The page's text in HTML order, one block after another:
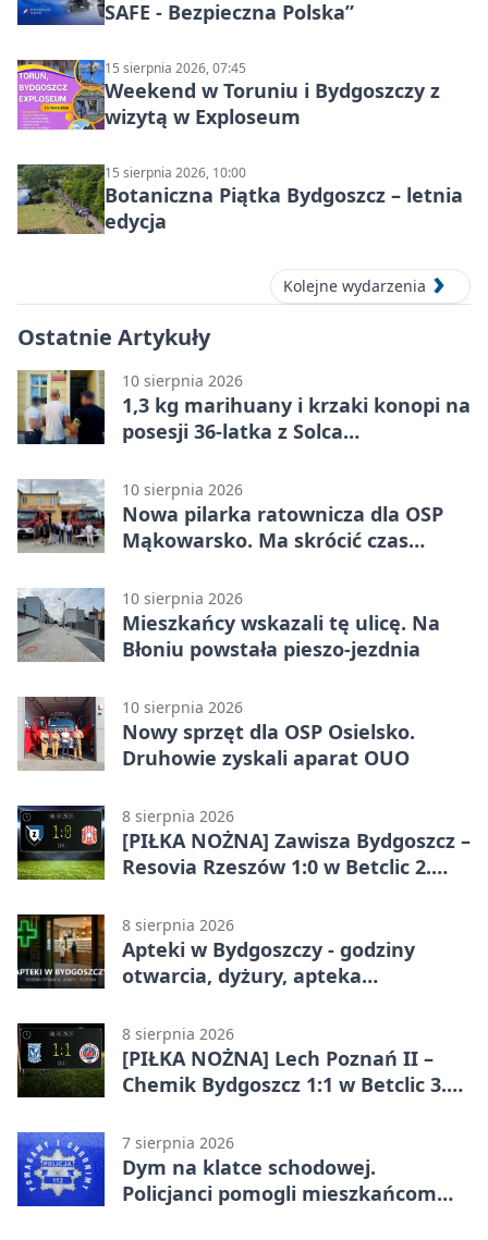
SAFE - Bezpieczna Polska”
15 sierpnia 2026, 07:45
Weekend w Toruniu i Bydgoszczy z
wizytą w Exploseum
15 sierpnia 2026, 10:00
Botaniczna Piątka Bydgoszcz – letnia
edycja
Kolejne wydarzenia
Ostatnie Artykuły
10 sierpnia 2026
1,3 kg marihuany i krzaki konopi na
posesji 36-latka z Solca
10 sierpnia 2026
Nowa pilarka ratownicza dla OSP
Mąkowarsko. Ma skrócić czas
10 sierpnia 2026
Mieszkańcy wskazali tę ulicę. Na
Błoniu powstała pieszo-jezdnia
10 sierpnia 2026
Nowy sprzęt dla OSP Osielsko.
Druhowie zyskali aparat OUO
8 sierpnia 2026
[PIŁKA NOŻNA] Zawisza Bydgoszcz –
Resovia Rzeszów 1:0 w Betclic 2.
8 sierpnia 2026
Apteki w Bydgoszczy - godziny
otwarcia, dyżury, apteka
8 sierpnia 2026
[PIŁKA NOŻNA] Lech Poznań II –
Chemik Bydgoszcz 1:1 w Betclic 3.
Bydgoszczanie wywieźli punkt z
Wronek
7 sierpnia 2026
Dym na klatce schodowej.
Policjanci pomogli mieszkańcom